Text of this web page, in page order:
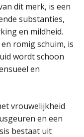
dit merk, is een
substanties,
en mildheid.
romig schuim, is
wordt schoon
en
vrouwelijkheid
en een
bestaat uit